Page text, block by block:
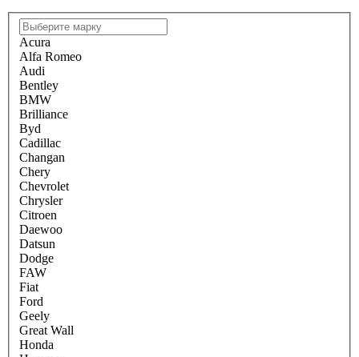
Acura
Alfa Romeo
Audi
Bentley
BMW
Brilliance
Byd
Cadillac
Changan
Chery
Chevrolet
Chrysler
Citroen
Daewoo
Datsun
Dodge
FAW
Fiat
Ford
Geely
Great Wall
Honda